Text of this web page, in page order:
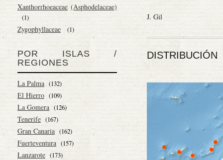
Xanthorrhoeaceae (Asphodelaceae)
(1)
Zygophyllaceae (1)
POR ISLAS /
REGIONES
La Palma (132)
El Hierro (109)
La Gomera (126)
Tenerife (167)
Gran Canaria (162)
Fuerteventura (157)
Lanzarote (173)
J. Gil
DISTRIBUCIÓN